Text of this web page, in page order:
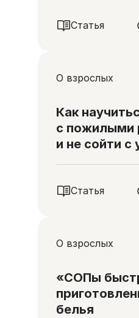
Статья
О взрослых
Как
с пожилыми
и не сойти с
Статья
О взрослых
«СОПы
белья